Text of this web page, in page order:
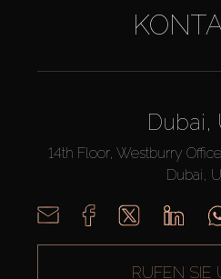
Dubai,
14th Floor, Westburry
Dubai,
RUFEN SIE